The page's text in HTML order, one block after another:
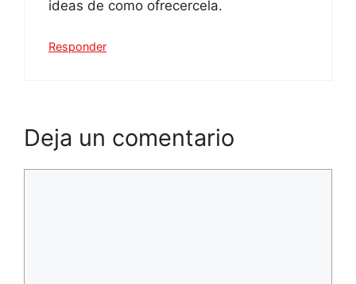
ideas de como ofrecercela.
Responder
Deja un comentario